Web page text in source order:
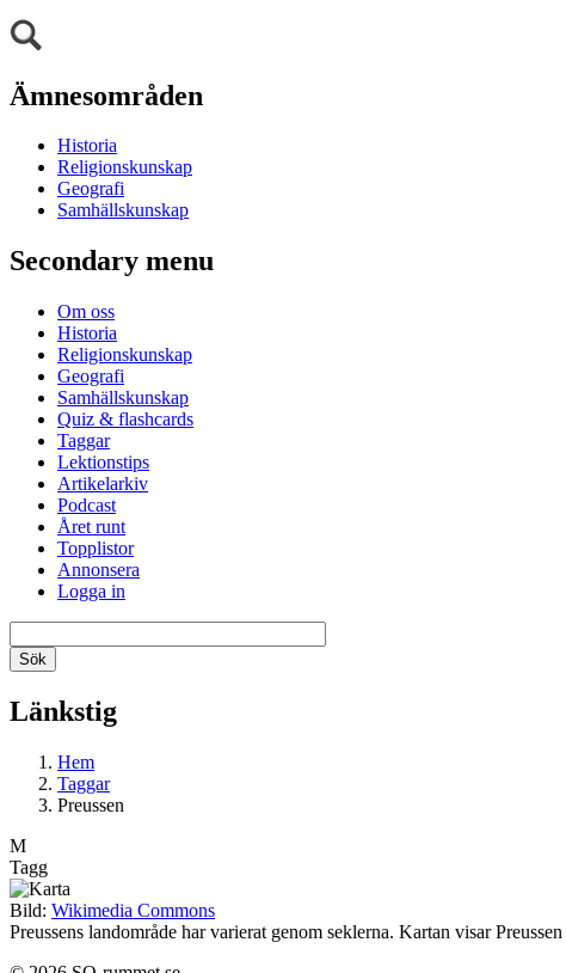
Ämnesområden
Historia
Religionskunskap
Geografi
Samhällskunskap
Secondary menu
Om oss
Historia
Religionskunskap
Geografi
Samhällskunskap
Quiz & flashcards
Taggar
Lektionstips
Artikelarkiv
Podcast
Året runt
Topplistor
Annonsera
Logga in
Länkstig
Hem
Taggar
Preussen
M
Tagg
Bild: Wikimedia Commons
Preussens landområde har varierat genom seklerna. Kartan visar